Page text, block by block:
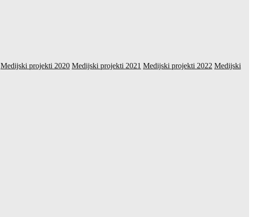
Medijski projekti 2020 Medijski projekti 2021 Medijski projekti 2022 Medijski